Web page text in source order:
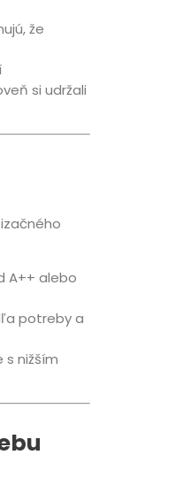
že
si udržali
A++ alebo
potreby a
nižším